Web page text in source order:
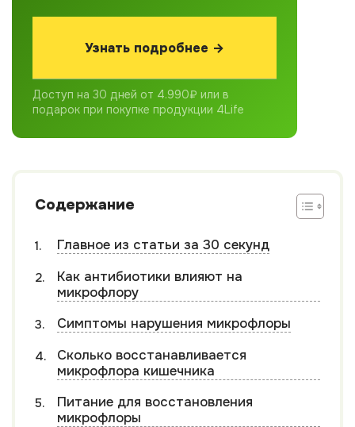
Узнать подробнее →
Доступ на 30 дней от 4.990₽ или в
подарок при покупке продукции 4Life
Содержание
Главное из статьи за 30 секунд
Как антибиотики влияют на
микрофлору
Симптомы нарушения микрофлоры
Сколько восстанавливается
микрофлора кишечника
Питание для восстановления
микрофлоры